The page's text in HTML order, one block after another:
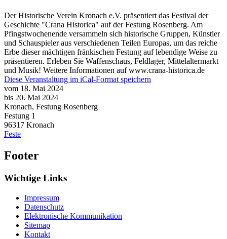
Der Historische Verein Kronach e.V. präsentiert das Festival der
Geschichte "Crana Historica" auf der Festung Rosenberg. Am
Pfingstwochenende versammeln sich historische Gruppen, Künstler
und Schauspieler aus verschiedenen Teilen Europas, um das reiche
Erbe dieser mächtigen fränkischen Festung auf lebendige Weise zu
präsentieren. Erleben Sie Waffenschaus, Feldlager, Mittelaltermarkt
und Musik! Weitere Informationen auf www.crana-historica.de
Diese Veranstaltung im iCal-Format speichern
vom 18. Mai 2024
bis 20. Mai 2024
Kronach, Festung Rosenberg
Festung 1
96317 Kronach
Feste
Footer
Wichtige Links
Impressum
Datenschutz
Elektronische Kommunikation
Sitemap
Kontakt